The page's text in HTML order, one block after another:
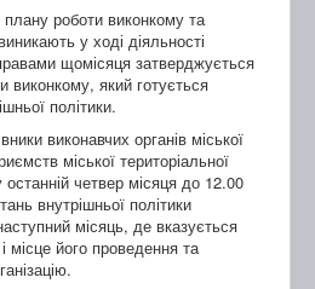
роботи виконкому та
у ході діяльності
щомісяця затверджується
виконкому, який готується
політики.
виконавчих органів міської
міської територіальної
останній четвер місяця до 12.00
внутрішньої політики
місяць, де вказується
місце його проведення та